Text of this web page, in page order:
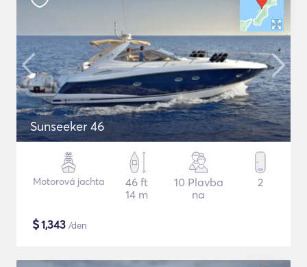
Sunseeker 46
Motorová jachta
46 ft
14 m
10 Plavba
na
2
$1,343 /den